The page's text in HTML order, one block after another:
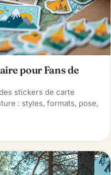
pour Fans de
stickers de carte
: styles, formats, pose,